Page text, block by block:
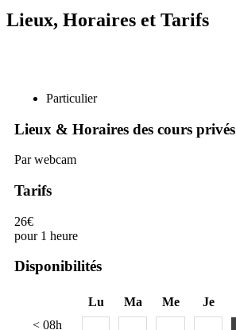
Lieux, Horaires et Tarifs
Particulier
Lieux & Horaires des cours privés
Par webcam
Tarifs
26€
pour 1 heure
Disponibilités
Lu Ma Me Je
< 08h